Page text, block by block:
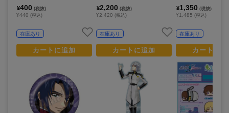
¥400 (税抜)
¥440 (税込)
在庫あり
カートに追加
¥2,200 (税抜)
¥2,420 (税込)
在庫あり
カートに追加
¥1,350 (税抜)
¥1,485 (税込)
在庫あり
カートに